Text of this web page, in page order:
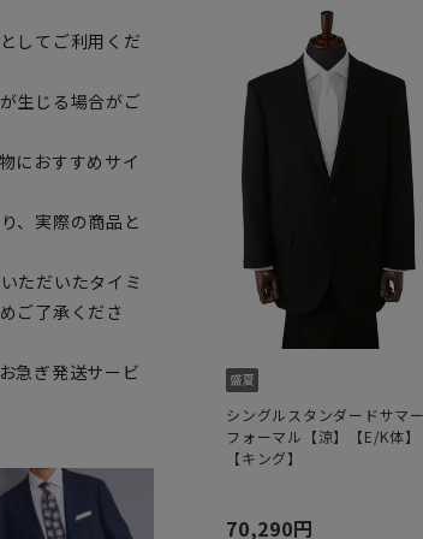
してご利用くだ
生じる場合がご
におすすめサイ
、実際の商品と
ただいたタイミ
ご了承くださ
急ぎ発送サービ
シングルスタンダードサマ
フォーマル【涼】【E/K体】
【キング】
70,290円